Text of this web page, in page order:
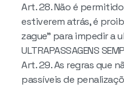
Art. 28. Não é
estiverem atrás, é
zague” para impedir a
ULTRAPASSAGENS
Art. 29. As regras que
passíveis de